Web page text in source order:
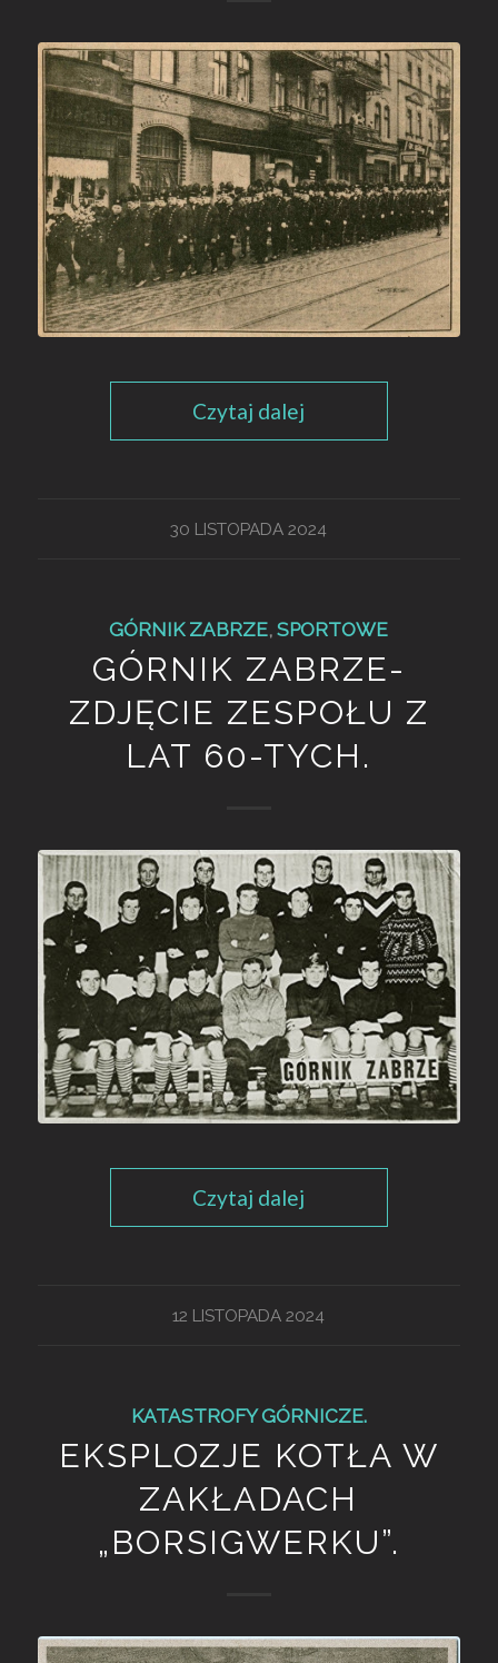
Czytaj dalej
30 LISTOPADA 2024
GÓRNIK ZABRZE,SPORTOWE
GÓRNIK ZABRZE-
ZDJĘCIE ZESPOŁU Z
LAT 60-TYCH.
Czytaj dalej
12 LISTOPADA 2024
KATASTROFY GÓRNICZE.
EKSPLOZJE KOTŁA W
ZAKŁADACH
„BORSIGWERKU”.